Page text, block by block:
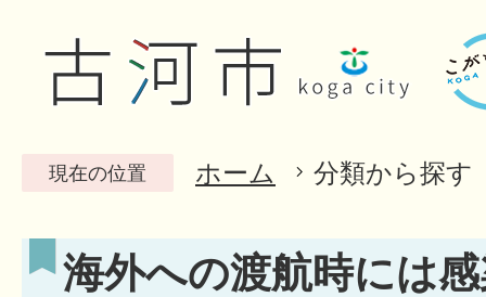
現在の位置 ホーム 分類から探す
海外への渡航時には